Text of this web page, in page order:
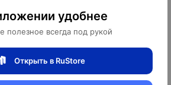
удобнее
полезное всегда под рукой
Открыть в RuStore
Модуль Bluetooth HC-06
18,5 ¥ 259 ₽